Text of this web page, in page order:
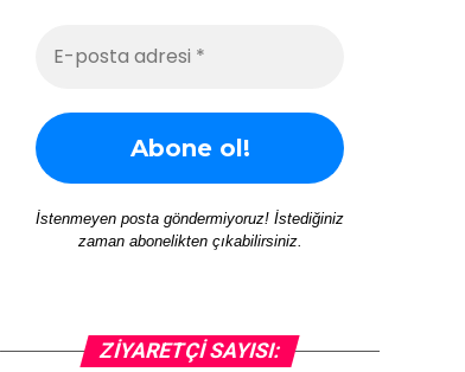
İstenmeyen posta göndermiyoruz! İstediğiniz
zaman abonelikten çıkabilirsiniz.
ZIYARETÇI SAYISI: